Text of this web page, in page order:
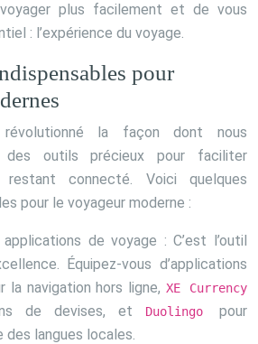
plus facilement et de vous
: l’expérience du voyage.
pour
la façon dont nous
des outils précieux pour faciliter
restant connecté. Voici quelques
pour le voyageur moderne :
de voyage : C’est l’outil
Équipez-vous d’applications
la navigation hors ligne,XE Currency
de devises, et Duolingo pour
des langues locales.